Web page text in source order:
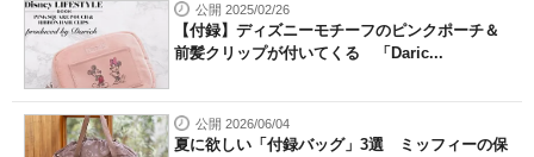
公開 2025/02/26
【付録】ディズニーモチーフのピンクポーチ＆
前髪クリップが付いてくる 「Daric...
公開 2026/06/04
夏に欲しい「付録バッグ」3選 ミッフィーの保